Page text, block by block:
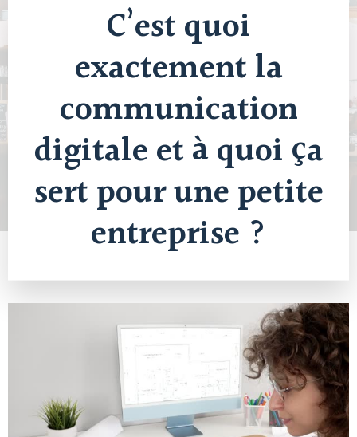
C’est quoi
exactement la
communication
digitale et à quoi ça
sert pour une petite
entreprise ?